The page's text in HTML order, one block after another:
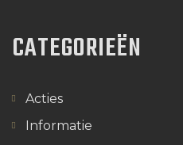
CATEGORIEËN
Acties
Informatie